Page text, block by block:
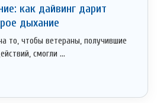
как дайвинг дарит
дыхание
то, чтобы ветераны, получившие
смогли ...